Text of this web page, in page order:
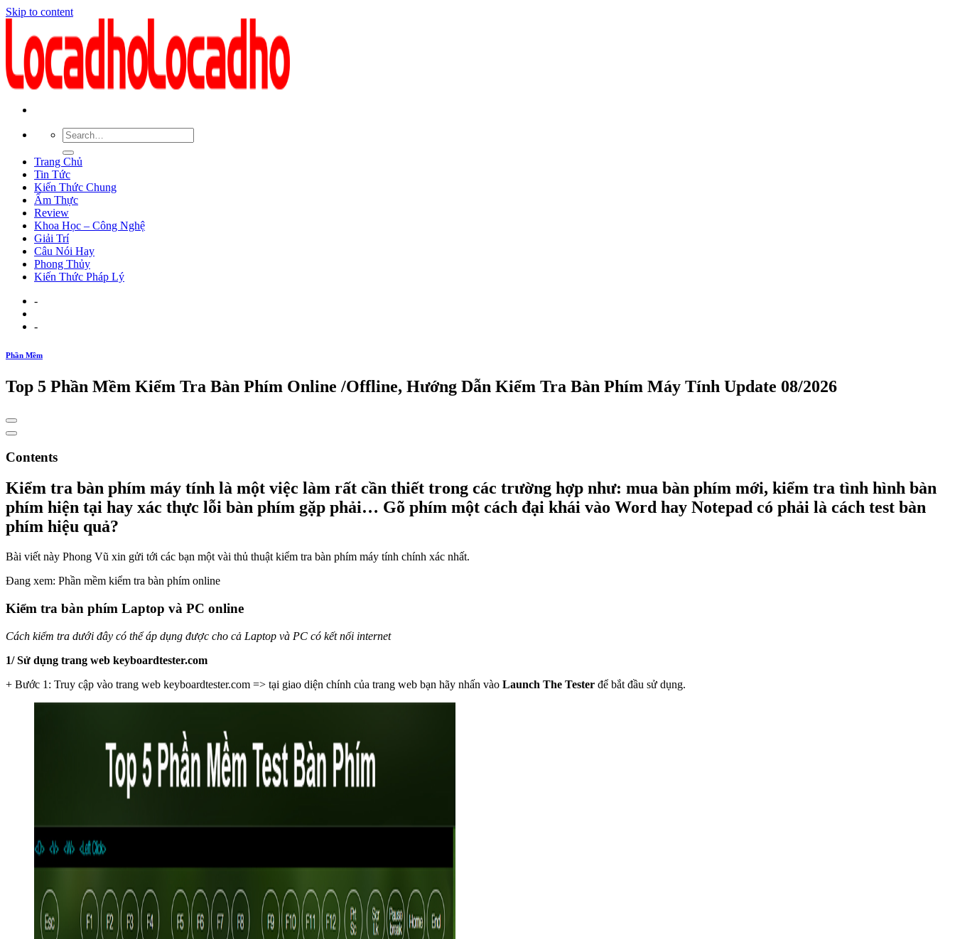
Skip to content
Trang Chủ
Tin Tức
Kiến Thức Chung
Ẩm Thực
Review
Khoa Học – Công Nghệ
Giải Trí
Câu Nói Hay
Phong Thủy
Kiến Thức Pháp Lý
-
-
Phần Mềm
Top 5 Phần Mềm Kiểm Tra Bàn Phím Online /Offline, Hướng Dẫn Kiểm Tra Bàn Phím Máy Tính Update 08/2026
Contents
Kiểm tra bàn phím máy tính là một việc làm rất cần thiết trong các trường hợp như: mua bàn phím mới, kiểm tra tình hình bàn
phím hiện tại hay xác thực lỗi bàn phím gặp phải… Gõ phím một cách đại khái vào Word hay Notepad có phải là cách test bàn
phím hiệu quả?
Bài viết này Phong Vũ xin gửi tới các bạn một vài thủ thuật kiểm tra bàn phím máy tính chính xác nhất.
Đang xem: Phần mềm kiểm tra bàn phím online
Kiểm tra bàn phím Laptop và PC online
Cách kiểm tra dưới đây có thể áp dụng được cho cả Laptop và PC có kết nối internet
1/ Sử dụng trang web keyboardtester.com
+ Bước 1: Truy cập vào trang web keyboardtester.com => tại giao diện chính của trang web bạn hãy nhấn vào Launch The Tester để bắt đầu sử dụng.